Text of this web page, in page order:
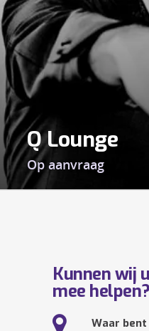
Q Lounge
Op aanvraag
Kunnen wij
mee helpen?
Waar bent